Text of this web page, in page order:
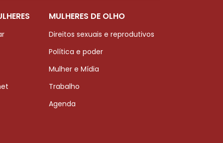
MULHERES DE OLHO
Direitos sexuais e reprodutivos
Política e poder
Mulher e Mídia
Trabalho
Agenda